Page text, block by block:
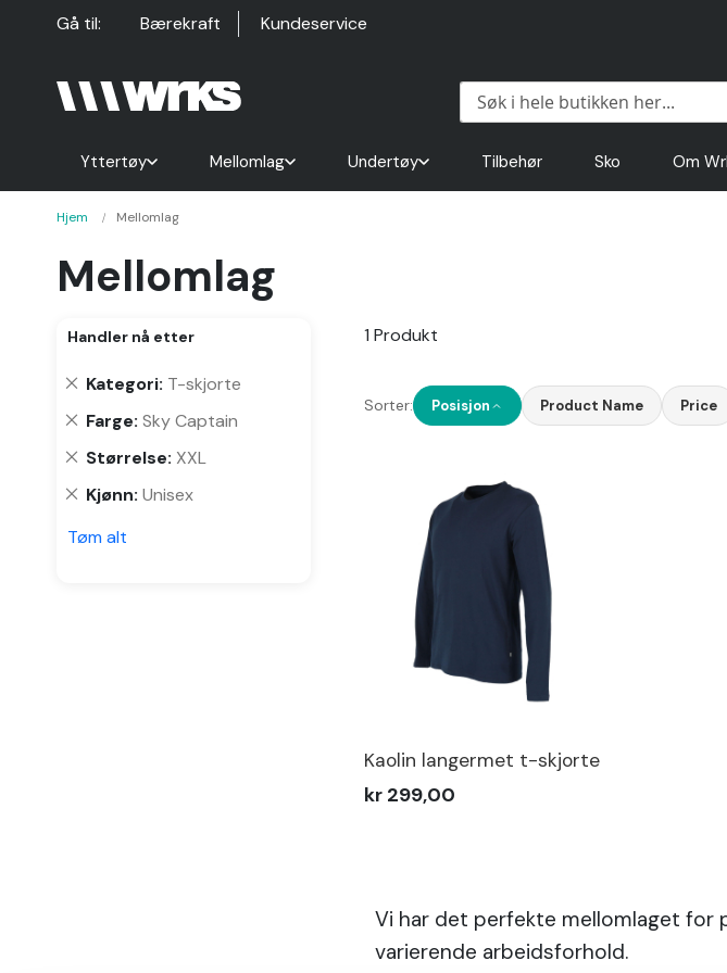
Hopp
Gå til: Bærekraft Kundeservice
Yttertøy Mellomlag Undertøy Tilbehør Sko Om
Hjem Mellomlag
Mellomlag
1 Produkt
Sorter: Posisjon Product Name Price
Kaolin langermet t-skjorte
kr 299,00
Vi har det perfekte mellomlaget for
varierende arbeidsforhold.
Handler nå etter
Kategori T-skjorte
Fjern
varen
Farge Sky Captain
Fjern
varen
Størrelse XXL
Fjern
varen
Kjønn Unisex
Fjern
varen
Tøm alt